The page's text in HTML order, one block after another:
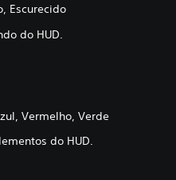
Escurecido
do HUD.
Vermelho, Verde
do HUD.